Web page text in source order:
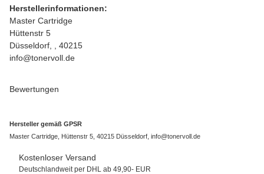
Herstellerinformationen:
Master Cartridge
Hüttenstr 5
Düsseldorf, , 40215
info@tonervoll.de
Bewertungen
Hersteller gemäß GPSR
Master Cartridge, Hüttenstr 5, 40215 Düsseldorf, info@tonervoll.de
Kostenloser Versand
Deutschlandweit per DHL ab 49,90- EUR